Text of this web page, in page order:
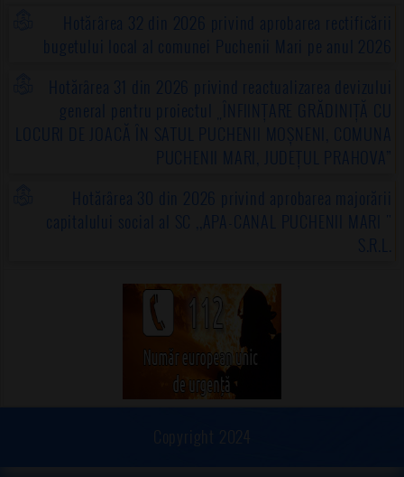
Hotărârea 32 din 2026 privind aprobarea rectificării
bugetului local al comunei Puchenii Mari pe anul 2026
Hotărârea 31 din 2026 privind reactualizarea devizului
general pentru proiectul „ÎNFIINȚARE GRĂDINIȚĂ CU
LOCURI DE JOACĂ ÎN SATUL PUCHENII MOȘNENI, COMUNA
PUCHENII MARI, JUDEȚUL PRAHOVA”
Hotărârea 30 din 2026 privind aprobarea majorării
capitalului social al SC ,,APA-CANAL PUCHENII MARI "
S.R.L.
Copyright 2024